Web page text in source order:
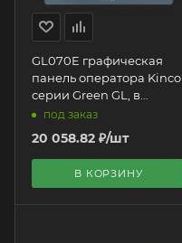
GL070E графическая
панель оператора Kinco
серии Green GL, в
пластиковом корпусе, 7"
(800x480px), 24 VDC,
1хRS232/485, 1хRJ45
Ethernet
под заказ
20 058.82 ₽/шт
В КОРЗИНУ